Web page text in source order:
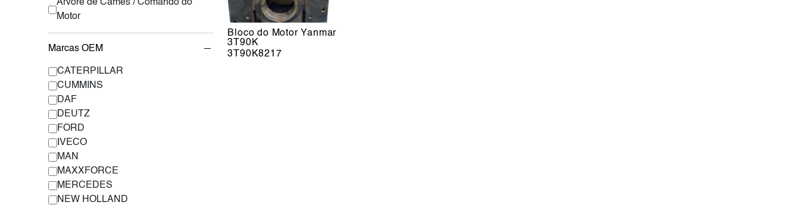
Árvore de Cames / Comando do
Motor
Marcas OEM
CATERPILLAR
CUMMINS
DAF
DEUTZ
FORD
IVECO
MAN
MAXXFORCE
MERCEDES
NEW HOLLAND
Bloco do Motor Yanmar
3T90K
3T90K8217